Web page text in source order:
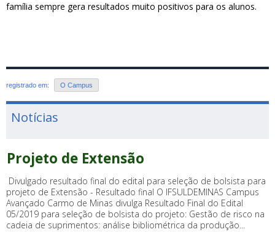
família sempre gera resultados muito positivos para os alunos.
registrado em: O Campus
Notícias
Projeto de Extensão
Divulgado resultado final do edital para seleção de bolsista para
projeto de Extensão - Resultado final O IFSULDEMINAS Campus
Avançado Carmo de Minas divulga Resultado Final do Edital
05/2019 para seleção de bolsista do projeto: Gestão de risco na
cadeia de suprimentos: análise bibliométrica da produção...